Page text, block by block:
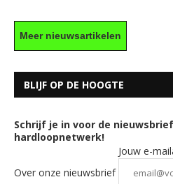
Meer nieuwsartikelen
BLIJF OP DE HOOGTE
Schrijf je in voor de
hardloopnetwerk!
Over onze nieuwsbrief
Jouw e-